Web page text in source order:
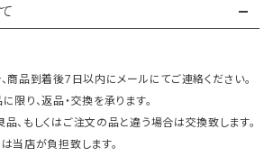
商品到着後7日以内にメールにてご連絡ください。
り、返品・交換を承ります。
、もしくはご注文の品と違う場合は交換致します。
当店が負担致します。